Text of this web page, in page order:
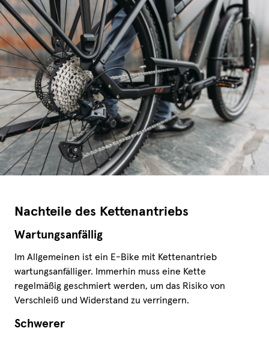
Nachteile des Kettenantriebs
Wartungsanfällig
Im Allgemeinen ist ein E-Bike mit Kettenantrieb
wartungsanfälliger. Immerhin muss eine Kette
regelmäßig geschmiert werden, um das Risiko von
Verschleiß und Widerstand zu verringern.
Schwerer